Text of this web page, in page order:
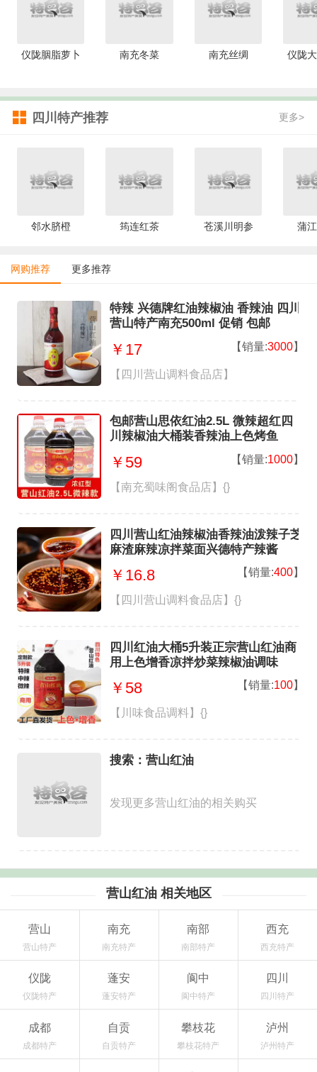
仪陇胭脂萝卜 南充冬菜 南充丝绸 仪陇
四川特产推荐 更多>
邻水脐橙 筠连红茶 苍溪川明参 蒲
网购推荐 更多推荐
特辣 兴德牌红油辣椒油 香辣油 四川
营山特产南充500ml 促销 包邮
￥17 【销量:3000】
【四川营山调料食品店】
包邮营山思依红油2.5L 微辣超红四
川辣椒油大桶装香辣油上色烤鱼
￥59 【销量:1000】
【南充蜀味阁食品店】{}
四川营山红油辣椒油香辣油泼辣子芝
麻渣麻辣凉拌菜面兴德特产辣酱
￥16.8 【销量:400】
【四川营山调料食品店】{}
四川红油大桶5升装正宗营山红油商
用上色增香凉拌炒菜辣椒油调味
￥58 【销量:100】
【川味食品调料】{}
搜索：营山红油
发现更多营山红油的相关购买
营山红油 相关地区
营山
营山特产
南充
南充特产
南部
南部特产
西充
西充特产
仪陇
仪陇特产
蓬安
蓬安特产
阆中
阆中特产
四川
四川特产
成都
成都特产
自贡
自贡特产
攀枝花
攀枝花特产
泸州
泸州特产